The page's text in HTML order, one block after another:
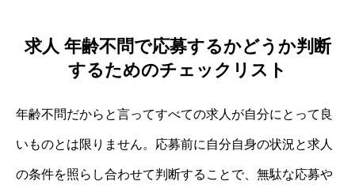
求人 年齢不問で応募するかどうか判断
するためのチェックリスト
年齢不問だからと言ってすべての求人が自分にとって良
いものとは限りません。応募前に自分自身の状況と求人
の条件を照らし合わせて判断することで、無駄な応募や